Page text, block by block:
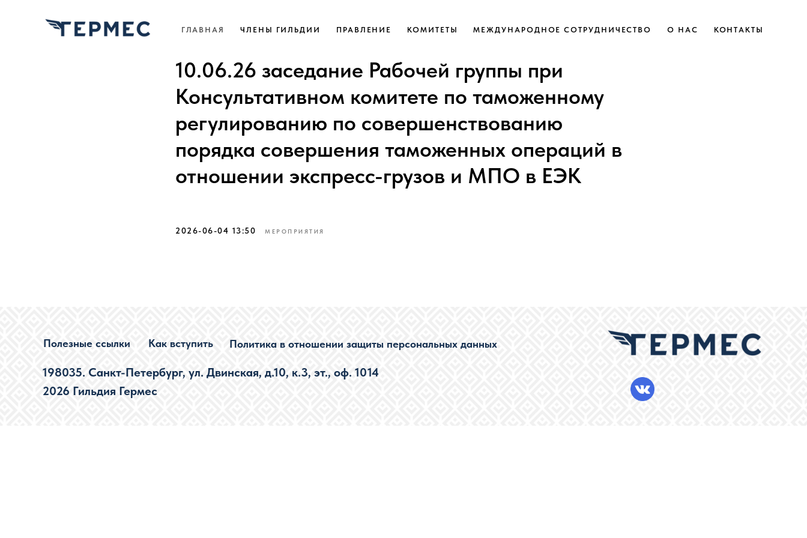
ГЛАВНАЯ ЧЛЕНЫ ГИЛЬДИИ ПРАВЛЕНИЕ КОМИТЕТЫ МЕЖДУНАРОДНОЕ СОТРУДНИЧЕСТВО О НАС КОНТАКТЫ
10.06.26 заседание Рабочей группы при
Консультативном комитете по таможенному
регулированию по совершенствованию
порядка совершения таможенных операций в
отношении экспресс-грузов и МПО в ЕЭК
2026-06-04 13:50 МЕРОПРИЯТИЯ
198035. Санкт-Петербург, ул. Двинская, д.10, к.3, эт., оф. 1014
2026 Гильдия Гермес
Полезные ссылки Как вступить Политика в отношении защиты персональных данных